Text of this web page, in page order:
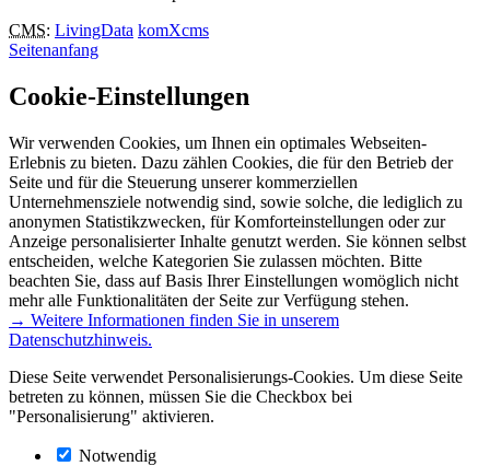
CMS: LivingData komXcms
Seitenanfang
Cookie-Einstellungen
Wir verwenden Cookies, um Ihnen ein optimales Webseiten-
Erlebnis zu bieten. Dazu zählen Cookies, die für den Betrieb der
Seite und für die Steuerung unserer kommerziellen
Unternehmensziele notwendig sind, sowie solche, die lediglich zu
anonymen Statistikzwecken, für Komforteinstellungen oder zur
Anzeige personalisierter Inhalte genutzt werden. Sie können selbst
entscheiden, welche Kategorien Sie zulassen möchten. Bitte
beachten Sie, dass auf Basis Ihrer Einstellungen womöglich nicht
mehr alle Funktionalitäten der Seite zur Verfügung stehen.
→ Weitere Informationen finden Sie in unserem
Datenschutzhinweis.
Diese Seite verwendet Personalisierungs-Cookies. Um diese Seite
betreten zu können, müssen Sie die Checkbox bei
"Personalisierung" aktivieren.
Notwendig